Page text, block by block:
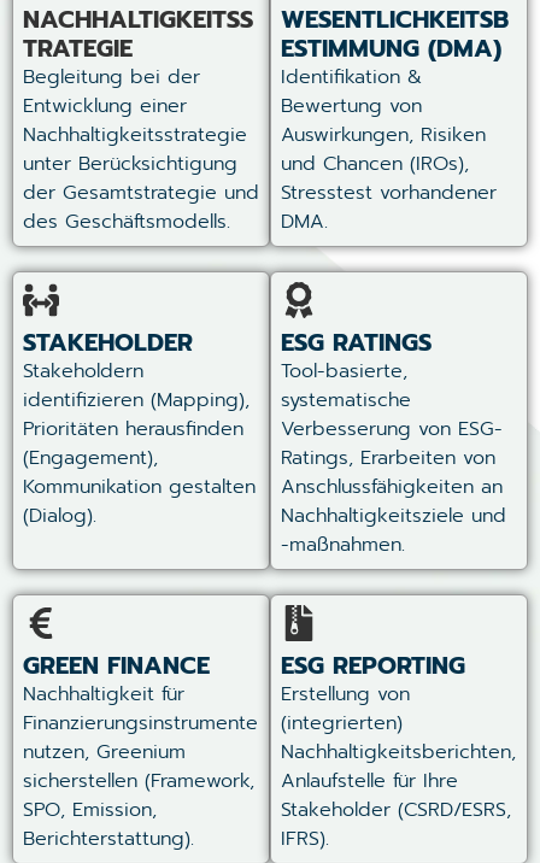
NACHHALTIGKEITSS
TRATEGIE
Begleitung bei der
Entwicklung einer
Nachhaltigkeitsstrategie
unter Berücksichtigung
der Gesamtstrategie und
des Geschäftsmodells.
WESENTLICHKEITSB
ESTIMMUNG (DMA)
Identifikation &
Bewertung von
Auswirkungen, Risiken
und Chancen (IROs),
Stresstest vorhandener
DMA.
STAKEHOLDER
Stakeholdern
identifizieren (Mapping),
Prioritäten herausfinden
(Engagement),
Kommunikation gestalten
(Dialog).
ESG RATINGS
Tool-basierte,
systematische
Verbesserung von ESG-
Ratings, Erarbeiten von
Anschlussfähigkeiten an
Nachhaltigkeitsziele und
-maßnahmen.
GREEN FINANCE
Nachhaltigkeit für
Finanzierungsinstrumente
nutzen, Greenium
sicherstellen (Framework,
SPO, Emission,
Berichterstattung).
ESG REPORTING
Erstellung von
(integrierten)
Nachhaltigkeitsberichten,
Anlaufstelle für Ihre
Stakeholder (CSRD/ESRS,
IFRS).